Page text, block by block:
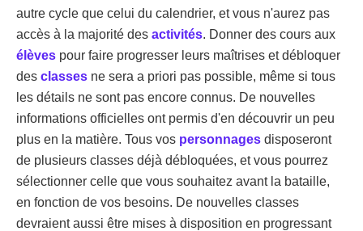
autre cycle que celui du calendrier, et vous n'aurez pas
accès à la majorité des activités. Donner des cours aux
élèves pour faire progresser leurs maîtrises et débloquer
des classes ne sera a priori pas possible, même si tous
les détails ne sont pas encore connus. De nouvelles
informations officielles ont permis d'en découvrir un peu
plus en la matière. Tous vos personnages disposeront
de plusieurs classes déjà débloquées, et vous pourrez
sélectionner celle que vous souhaitez avant la bataille,
en fonction de vos besoins. De nouvelles classes
devraient aussi être mises à disposition en progressant